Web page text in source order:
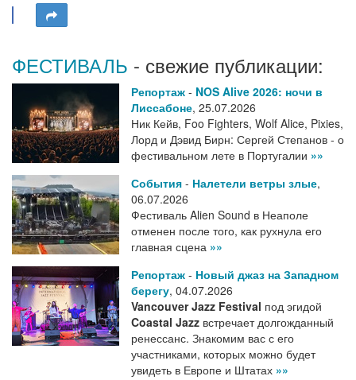
ФЕСТИВАЛЬ - свежие публикации:
Репортаж - NOS Alive 2026: ночи в
Лиссабоне, 25.07.2026
Ник Кейв, Foo Fighters, Wolf Alice, Pixies,
Лорд и Дэвид Бирн: Сергей Степанов - о
фестивальном лете в Португалии »»
События - Налетели ветры злые,
06.07.2026
Фестиваль Alien Sound в Неаполе
отменен после того, как рухнула его
главная сцена »»
Репортаж - Новый джаз на Западном
берегу, 04.07.2026
Vancouver Jazz Festival под эгидой
Coastal Jazz встречает долгожданный
ренессанс. Знакомим вас с его
участниками, которых можно будет
увидеть в Европе и Штатах »»